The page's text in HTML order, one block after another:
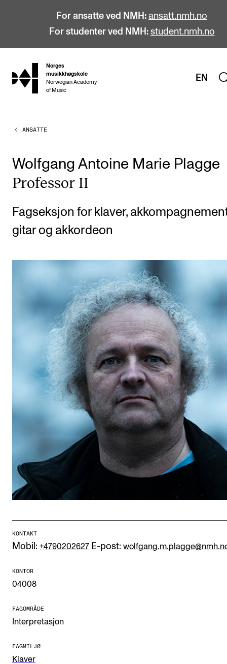
For ansatte ved NMH: ansatt.nmh.no
For studenter ved NMH: student.nmh.no
hjem
Norges
musikkhøgskole
Norwegian Academy
of Music
EN
STUDIER
Bachelor
Master
Doktorgrad
Årsstudium og videreutdanning
Talentutvikling
STUDENTLIV
Søknad og opptak
Biblioteket
Fagmiljøer
Salane våre
Studentutvalet SUT (student.nmh.no)
FORSKNING
CREMAH
NordART
Prosjekter
INTERNASJONALT
Utveksling
Internasjonal strategi
Samarbeidsprosjekter
Nettverk
IN.TUNE
ANSATTE
Wolfgang Antoine Marie Plagge
Pro­fes­sor II
Fagseksjon for klaver,
gitar og akkordeon
KONTAKT
Mobil: +4790202627 E-post:
KONTOR
04008
FAGOMRÅDE
Interpretasjon
FAGMILJØ
Klaver